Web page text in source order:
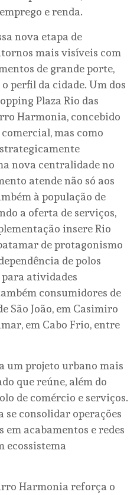
e renda.
nova etapa de
mais visíveis com
de grande porte,
perfil da cidade. Um dos
Plaza Rio das
Harmonia, concebido
mas como
nova centralidade no
atende não só aos
à população de
a oferta de serviços,
insere Rio
de protagonismo
de polos
para atividades
consumidores de
São João, em Casimiro
em Cabo Frio, entre
um projeto urbano mais
que reúne, além do
de comércio e serviços.
se consolidar operações
em acabamentos e redes
ecossistema
Harmonia reforça o